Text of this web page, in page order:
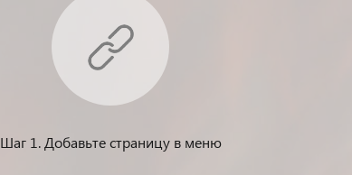
Шаг 1. Добавьте страницу в меню